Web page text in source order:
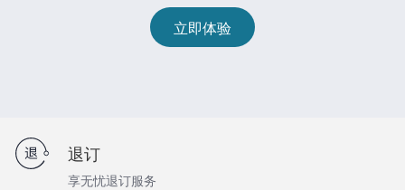
立即体验
退订
享无忧退订服务